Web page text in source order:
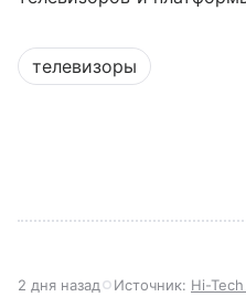
телевизоры
2 дня назад Источник: Hi-